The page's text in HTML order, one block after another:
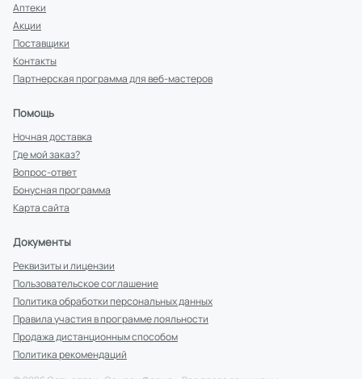
Аптеки
Акции
Поставщики
Контакты
Партнерская программа для веб-мастеров
Помощь
Ночная доставка
Где мой заказ?
Вопрос-ответ
Бонусная программа
Карта сайта
Документы
Реквизиты и лицензии
Пользовательское соглашение
Политика обработки персональных данных
Правила участия в программе лояльности
Продажа дистанционным способом
Политика рекомендаций